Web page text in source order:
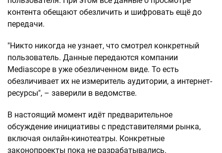
контента обещают обезличить и шифровать ещё до
передачи.
"Никто никогда не узнает, что смотрел конкретный
пользователь. Данные передаются компании
Mediascope в уже обезличенном виде. То есть
обезличивает их не измеритель аудитории, а интернет-
ресурсы", – заверили в ведомстве.
В настоящий момент идёт предварительное
обсуждение инициативы с представителями рынка,
включая онлайн-кинотеатры. Конкретные
законопроекты пока не разрабатывались.